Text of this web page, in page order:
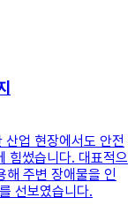
업 현장에서도 안전
힘썼습니다. 대표적으
해 주변 장애물을 인
선보였습니다.